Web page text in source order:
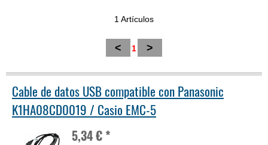
1 Artículos
< 1 >
Cable de datos USB compatible con Panasonic
K1HA08CD0019 / Casio EMC-5
5,34 € *